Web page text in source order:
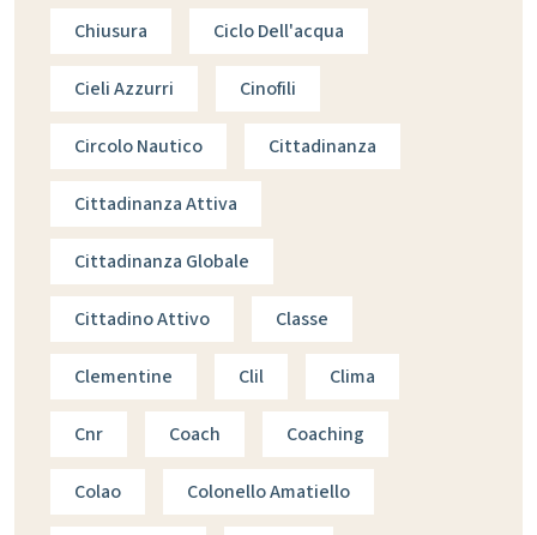
Chiusura Ciclo Dell'acqua
Cieli Azzurri Cinofili
Circolo Nautico Cittadinanza
Cittadinanza Attiva
Cittadinanza Globale
Cittadino Attivo Classe
Clementine Clil Clima
Cnr Coach Coaching
Colao Colonello Amatiello